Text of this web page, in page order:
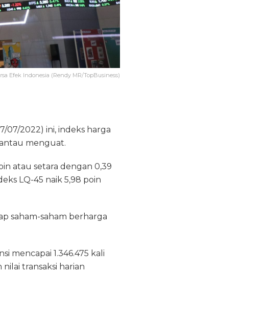
Efek Indonesia (Rendy MR/TopBusiness)
07/2022) ini, indeks harga
menguat.
atau setara dengan 0,39
LQ-45 naik 5,98 poin
saham-saham berharga
mencapai 1.346.475 kali
transaksi harian